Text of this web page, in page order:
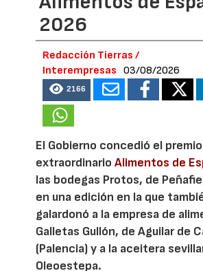
2026
Redacción Tierras /
Interempresas
03/08/2026
2166
El Gobierno concedió el premio
extraordinarioAlimentos de
las bodegas Protos, de
en una edición en la que
galardonó a la empresa de
Galletas Gullón, de Aguilar de
(Palencia) y a la aceitera
Oleoestepa.